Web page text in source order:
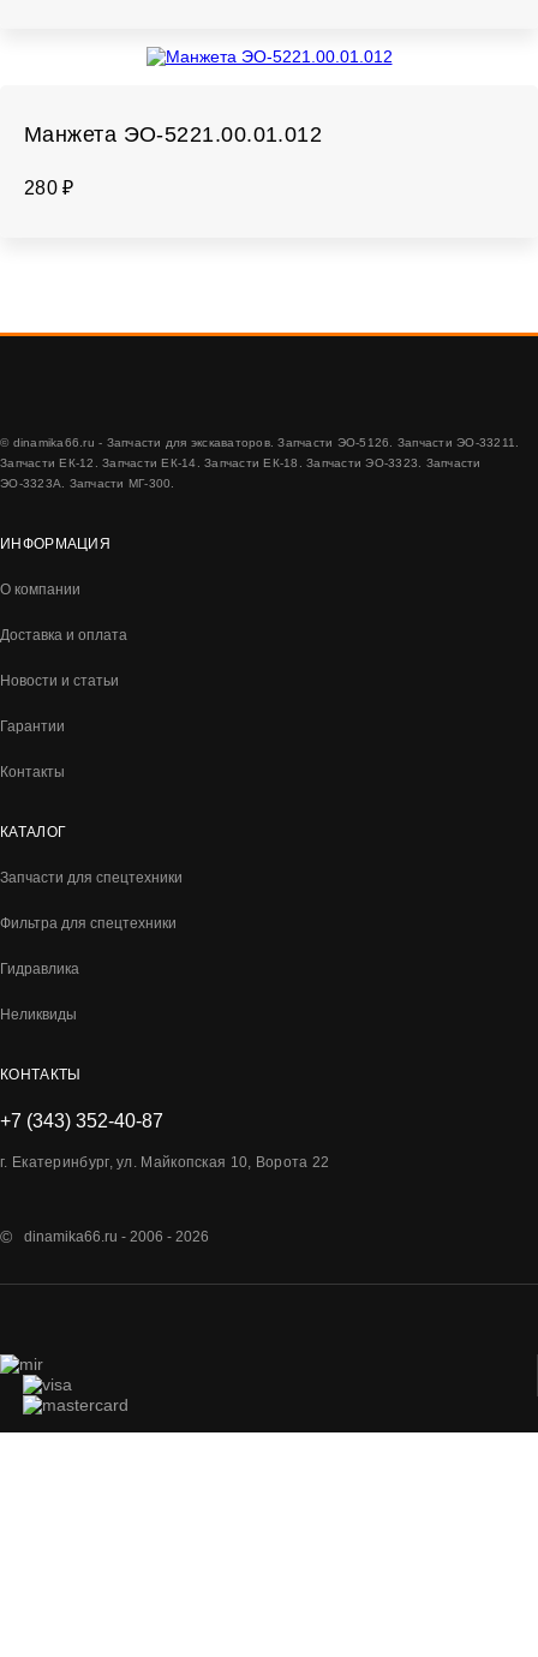
Манжета ЭО-5221.00.01.012
280 ₽
© dinamika66.ru - Запчасти для экскаваторов. Запчасти ЭО-5126. Запчасти ЭО-33211.
Запчасти ЕК-12. Запчасти ЕК-14. Запчасти ЕК-18. Запчасти ЭО-3323. Запчасти
ЭО-3323А. Запчасти МГ-300.
ИНФОРМАЦИЯ
О компании
Доставка и оплата
Новости и статьи
Гарантии
Контакты
КАТАЛОГ
Запчасти для спецтехники
Фильтра для спецтехники
Гидравлика
Неликвиды
КОНТАКТЫ
+7 (343) 352-40-87
г. Екатеринбург, ул. Майкопская 10, Ворота 22
© dinamika66.ru - 2006 - 2026